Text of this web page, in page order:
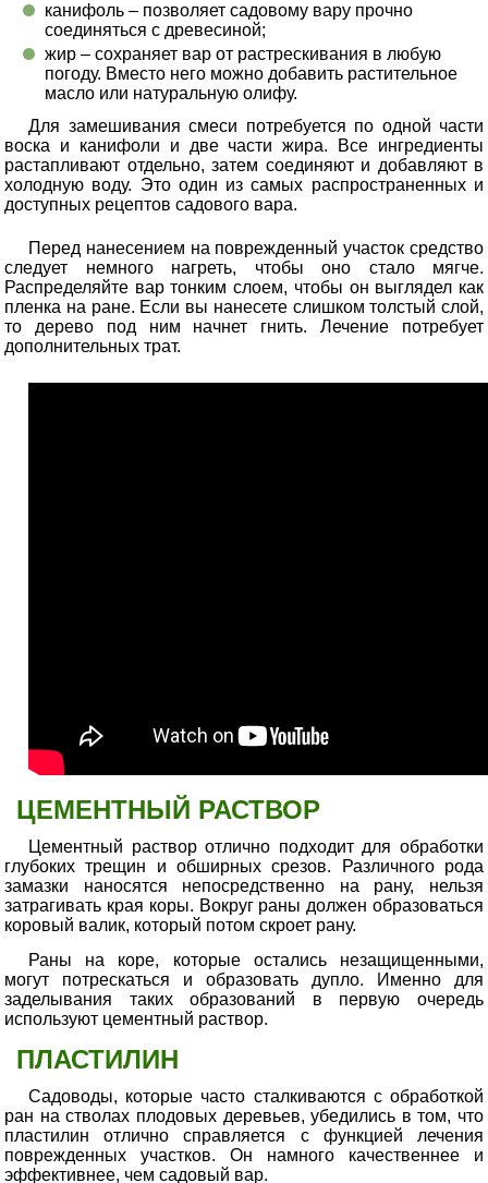
канифоль – позволяет садовому вару прочно
соединяться с древесиной;
жир – сохраняет вар от растрескивания в любую
погоду. Вместо него можно добавить растительное
масло или натуральную олифу.
Для замешивания смеси потребуется по одной части
воска и канифоли и две части жира. Все ингредиенты
растапливают отдельно, затем соединяют и добавляют в
холодную воду. Это один из самых распространенных и
доступных рецептов садового вара.
Перед нанесением на поврежденный участок средство
следует немного нагреть, чтобы оно стало мягче.
Распределяйте вар тонким слоем, чтобы он выглядел как
пленка на ране. Если вы нанесете слишком толстый слой,
то дерево под ним начнет гнить. Лечение потребует
дополнительных трат.
ЦЕМЕНТНЫЙ РАСТВОР
Цементный раствор отлично подходит для обработки
глубоких трещин и обширных срезов. Различного рода
замазки наносятся непосредственно на рану, нельзя
затрагивать края коры. Вокруг раны должен образоваться
коровый валик, который потом скроет рану.
Раны на коре, которые остались незащищенными,
могут потрескаться и образовать дупло. Именно для
заделывания таких образований в первую очередь
используют цементный раствор.
ПЛАСТИЛИН
Садоводы, которые часто сталкиваются с обработкой
ран на стволах плодовых деревьев, убедились в том, что
пластилин отлично справляется с функцией лечения
поврежденных участков. Он намного качественнее и
эффективнее, чем садовый вар.